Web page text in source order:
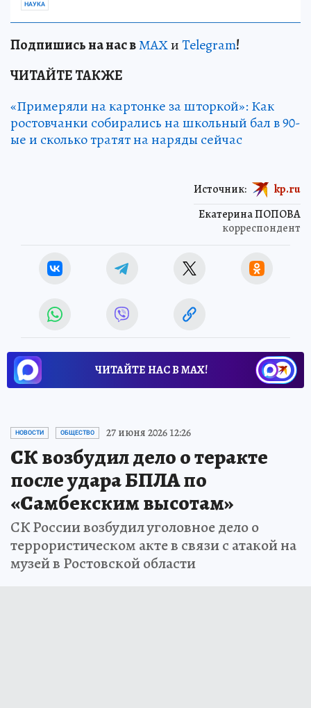
НАУКА
Подпишись на нас вМАХиTelegram!
ЧИТАЙТЕ ТАКЖЕ
«Примеряли на картонке за шторкой»: Как
ростовчанки собирались на школьный бал в 90-
ые и сколько тратят на наряды сейчас
Екатерина ПОПОВА
корреспондент
Источник: kp.ru
ЧИТАЙТЕ НАС В МАХ!
НОВОСТИ ОБЩЕСТВО 27 июня 2026 12:26
СК возбудил дело о теракте
после удара БПЛА по
«Самбекским высотам»
СК России возбудил уголовное дело о
террористическом акте в связи с атакой на
музей в Ростовской области